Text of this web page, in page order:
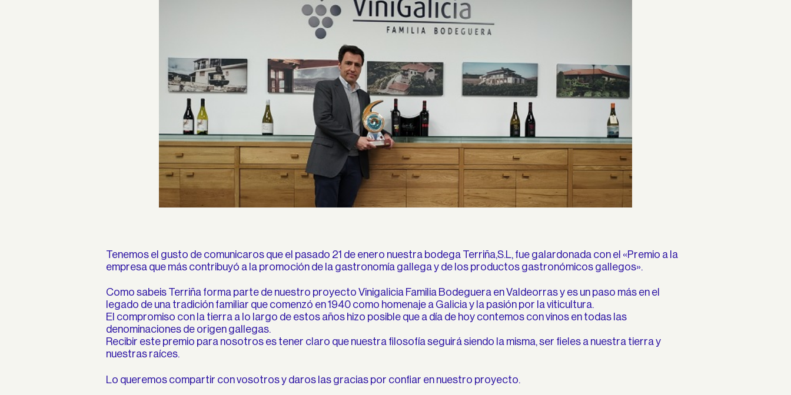
Tenemos el gusto de comunicaros que el pasado 21 de enero nuestra bodega Terriña,S.L, fue galardonada con el «Premio a la
empresa que más contribuyó a la promoción de la gastronomía gallega y de los productos gastronómicos gallegos».
Como sabeis Terriña forma parte de nuestro proyecto Vinigalicia Familia Bodeguera en Valdeorras y es un paso más en el
legado de una tradición familiar que comenzó en 1940 como homenaje a Galicia y la pasión por la viticultura.
El compromiso con la tierra a lo largo de estos años hizo posible que a día de hoy contemos con vinos en todas las
denominaciones de origen gallegas.
Recibir este premio para nosotros es tener claro que nuestra filosofía seguirá siendo la misma, ser fieles a nuestra tierra y
nuestras raíces.
Lo queremos compartir con vosotros y daros las gracias por confiar en nuestro proyecto.